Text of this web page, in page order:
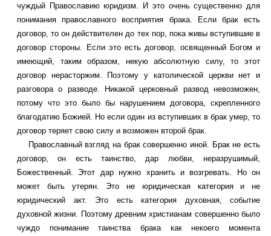
чуждый Православию юридизм. И это очень существенно для
понимания православного восприятия брака. Если брак есть
договор, то он действителен до тех пор, пока живы вступившие в
договор стороны. Если это есть договор, освященный Богом и
имеющий, таким образом, некую абсолютную силу, то этот
договор нерасторжим. Поэтому у католической церкви нет и
разговора о разводе. Никакой церковный развод невозможен,
потому что это было бы нарушением договора, скрепленного
благодатию Божией. Но если один из вступивших в брак умер, то
договор теряет свою силу и возможен второй брак.
Православный взгляд на брак совершенно иной. Брак не есть
договор, он есть таинство, дар любви, неразрушимый,
Божественный. Этот дар нужно хранить и возгревать. Но он
может быть утерян. Это не юридическая категория и не
юридический акт. Это есть категория духовная, событие
духовной жизни. Поэтому древним христианам совершенно было
чуждо понимание таинства брака как некоего момента